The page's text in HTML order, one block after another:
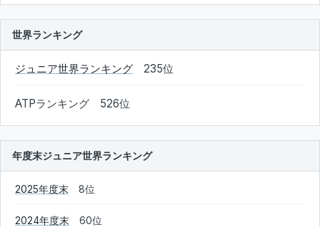
世界ランキング
ジュニア世界ランキング 235位
ATPランキング 526位
年度末ジュニア世界ランキング
2025年度末 8位
2024年度末 60位